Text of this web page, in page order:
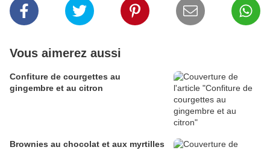
Vous aimerez aussi
Confiture de courgettes au
gingembre et au citron
Brownies au chocolat et aux myrtilles